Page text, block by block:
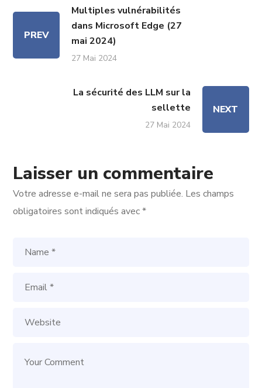
PREV
Multiples vulnérabilités
dans Microsoft Edge (27
mai 2024)
27 Mai 2024
La sécurité des LLM sur la
sellette
27 Mai 2024
NEXT
Laisser un commentaire
Votre adresse e-mail ne sera pas publiée. Les champs
obligatoires sont indiqués avec*